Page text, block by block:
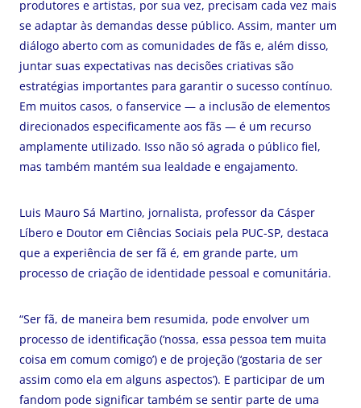
produtores e artistas, por sua vez, precisam cada vez mais
se adaptar às demandas desse público. Assim, manter um
diálogo aberto com as comunidades de fãs e, além disso,
juntar suas expectativas nas decisões criativas são
estratégias importantes para garantir o sucesso contínuo.
Em muitos casos, o fanservice — a inclusão de elementos
direcionados especificamente aos fãs — é um recurso
amplamente utilizado. Isso não só agrada o público fiel,
mas também mantém sua lealdade e engajamento.
Luis Mauro Sá Martino, jornalista, professor da Cásper
Líbero e Doutor em Ciências Sociais pela PUC-SP, destaca
que a experiência de ser fã é, em grande parte, um
processo de criação de identidade pessoal e comunitária.
“Ser fã, de maneira bem resumida, pode envolver um
processo de identificação (‘nossa, essa pessoa tem muita
coisa em comum comigo’) e de projeção (‘gostaria de ser
assim como ela em alguns aspectos’). E participar de um
fandom pode significar também se sentir parte de uma